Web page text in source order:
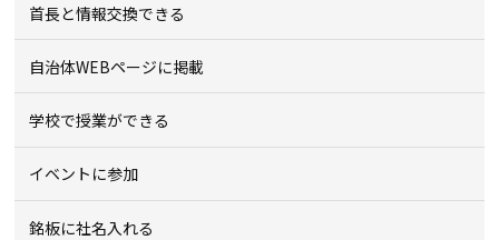
首長と情報交換できる
自治体WEBページに掲載
学校で授業ができる
イベントに参加
銘板に社名入れる